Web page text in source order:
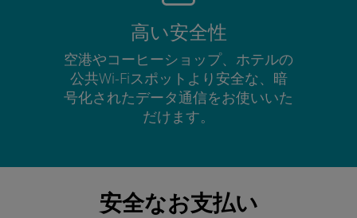
高い安全性
空港やコーヒーショップ、ホテルの
公共Wi-Fiスポットより安全な、暗
号化されたデータ通信をお使いいた
だけます。
安全なお支払い